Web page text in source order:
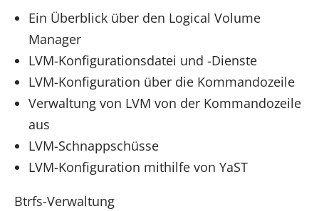
Ein Überblick über den Logical Volume
Manager
LVM-Konfigurationsdatei und -Dienste
LVM-Konfiguration über die Kommandozeile
Verwaltung von LVM von der Kommandozeile
aus
LVM-Schnappschüsse
LVM-Konfiguration mithilfe von YaST
Btrfs-Verwaltung